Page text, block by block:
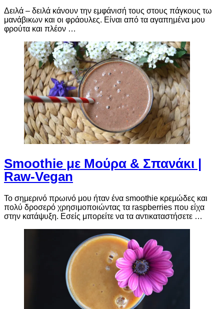
Δειλά – δειλά κάνουν την εμφάνισή τους στους πάγκους τω
μανάβικων και οι φράουλες. Είναι από τα αγαπημένα μου
φρούτα και πλέον …
Smoothie με Μούρα & Σπανάκι |
Raw-Vegan
Το σημερινό πρωινό μου ήταν ένα smoothie κρεμώδες και
πολύ δροσερό χρησιμοποιώντας τα raspberries που είχα
στην κατάψυξη. Εσείς μπορείτε να τα αντικαταστήσετε …